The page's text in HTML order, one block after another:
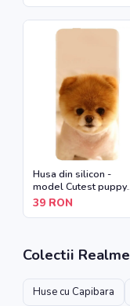
Husa din silicon -
model Cutest puppy
dog
39 RON
Colectii Realme
Huse cu Capibara